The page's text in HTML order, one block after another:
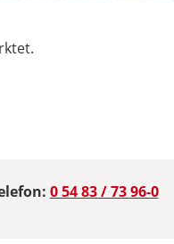
0 54 83 / 73 96-0